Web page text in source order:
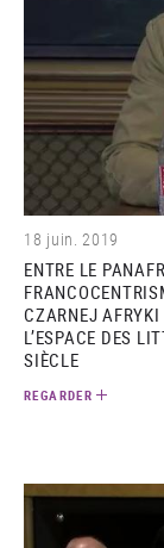
18 juin. 2019
ENTRE LE
CZARNEJ
L’ESPACE DES
SIÈCLE
REGARDER